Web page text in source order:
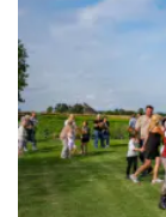
išgraibstytas.
Na, o
apsilankyti